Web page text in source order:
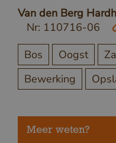
Van den Berg
Nr: 110716-06
Bos
Oogst
Bewerking
Meer weten?